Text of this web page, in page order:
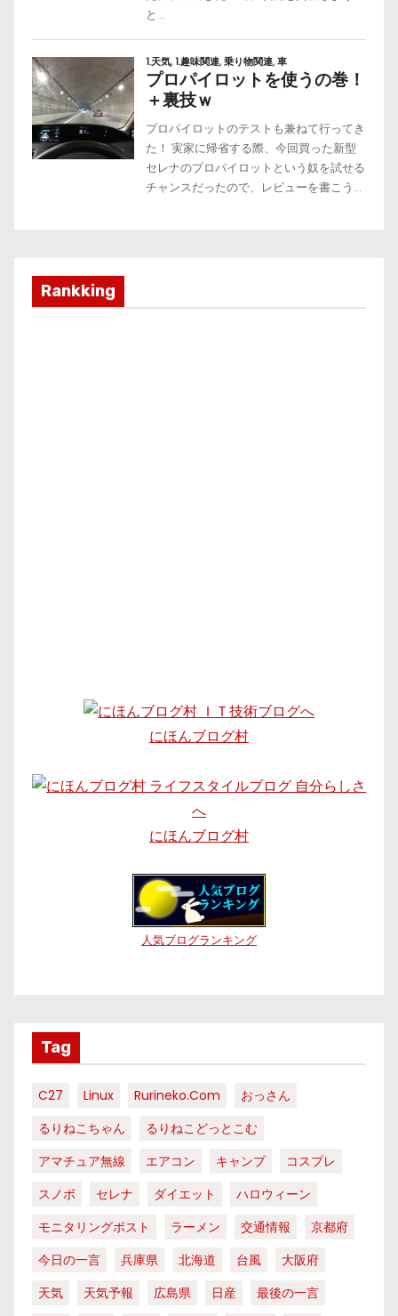
Rankking
にほんブログ村
にほんブログ村
人気ブログランキング
Tag
C27 Linux Rurineko.com
おっさん
るりねこちゃん
るりねこどっとこむ
アマチュア無線
エアコン キャンプ
コスプレ
スノボ
セレナ ダイエット
ハロウィーン
モニタリングポスト
ラーメン 交通情報
京都府
今日の一言
兵庫県 北海道 台風
大阪府
天気
天気予報 広島県 日産
最後の一言